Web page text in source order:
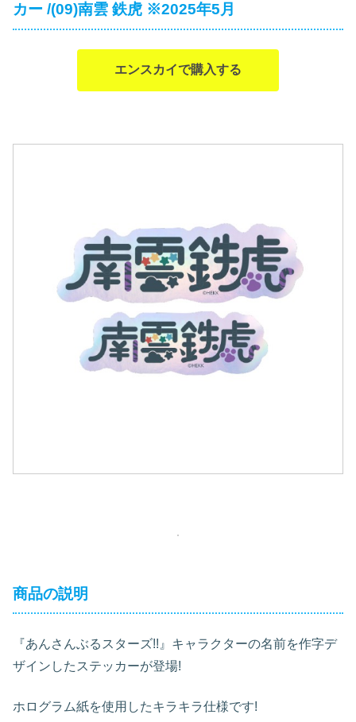
カー /(09)南雲 鉄虎 ※2025年5月
エンスカイで購入する
商品の説明
『あんさんぶるスターズ!!』キャラクターの名前を作字デ
ザインしたステッカーが登場!
ホログラム紙を使用したキラキラ仕様です!